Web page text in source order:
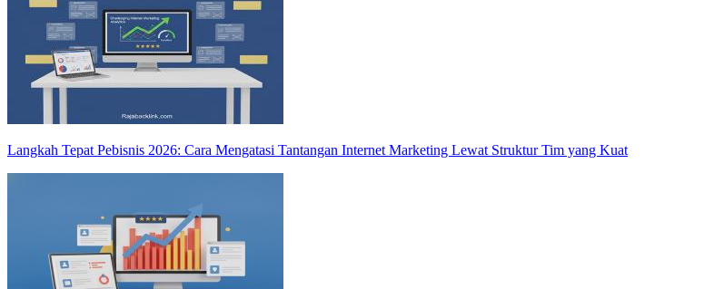
Langkah Tepat Pebisnis 2026: Cara Mengatasi Tantangan Internet Marketing Lewat Struktur Tim yang Kuat